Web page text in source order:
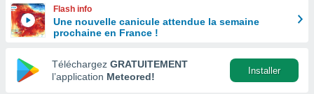
en
Flash info
Une nouvelle canicule attendue la semaine
prochaine en France !
Téléchargez GRATUITEMENT
l’application Meteored!
Installer